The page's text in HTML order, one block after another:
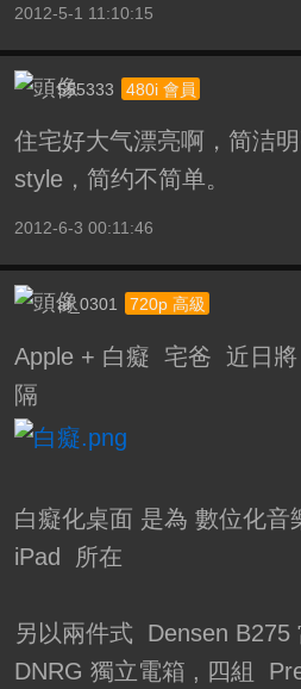
2012-5-1 11:10:15
555333 480i 會員
住宅好大气漂亮啊，简洁
style，简约不简单。
2012-6-3 00:11:46
ai_0301 720p 高級
Apple + 白癡 宅爸 近日將
隔
白癡化桌面 是為 數位化
iPad 所在
另以兩件式 Densen B275
DNRG 獨立電箱 , 四組